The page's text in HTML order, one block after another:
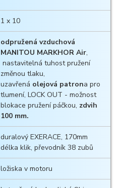
1 x 10
odpružená vzduchová
MANITOU MARKHOR Air,
nastavitelná tuhost pružení
změnou tlaku,
uzavřená olejová patrona pro
tlumení, LOCK OUT - možnost
blokace pružení páčkou, zdvih
100 mm.
duralový EXERACE, 170mm
délka klik, převodník 38 zubů
ložiska v motoru